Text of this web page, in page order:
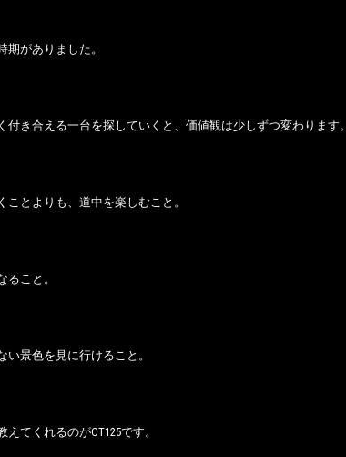
期がありました。
付き合える一台を探していくと、価値観は少しずつ変わります。
ことよりも、道中を楽しむこと。
ること。
い景色を見に行けること。
えてくれるのがCT125です。